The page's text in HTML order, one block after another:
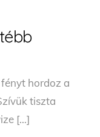
hordoz a
tiszta
[…]